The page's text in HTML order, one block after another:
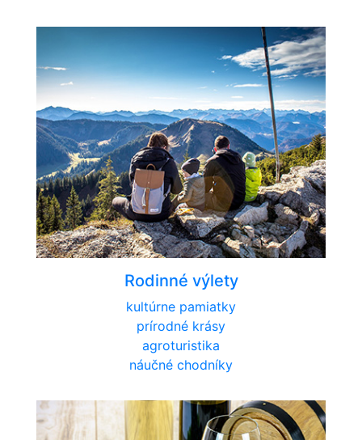
Rodinné výlety
kultúrne pamiatky
prírodné krásy
agroturistika
náučné chodníky